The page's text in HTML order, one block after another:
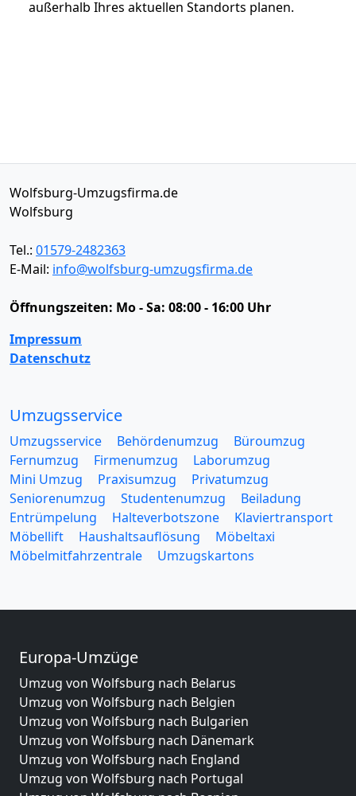
außerhalb Ihres aktuellen Standorts planen.
Wolfsburg-Umzugsfirma.de
Wolfsburg
Tel.: 01579-2482363
E-Mail: info@wolfsburg-umzugsfirma.de
Öffnungszeiten: Mo - Sa: 08:00 - 16:00 Uhr
Impressum
Datenschutz
Umzugsservice
Umzugsservice Behördenumzug
Büroumzug
Fernumzug
Firmenumzug
Laborumzug
Mini Umzug
Praxisumzug
Privatumzug
Seniorenumzug
Studentenumzug
Beiladung
Entrümpelung
Halteverbotszone
Klaviertransport
Möbellift
Haushaltsauflösung
Möbeltaxi
Möbelmitfahrzentrale
Umzugskartons
Europa-Umzüge
Umzug von Wolfsburg nach Belarus
Umzug von Wolfsburg nach Belgien
Umzug von Wolfsburg nach Bulgarien
Umzug von Wolfsburg nach Dänemark
Umzug von Wolfsburg nach England
Umzug von Wolfsburg nach Portugal